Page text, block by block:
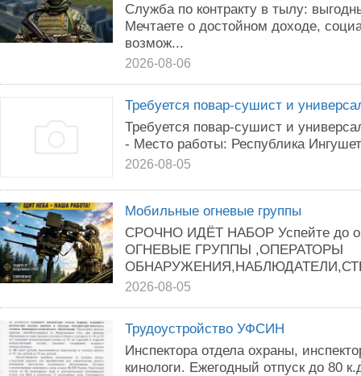
Служба по контракту в тылу:
Мечтаете о достойном доходе,
возмож...
2026-08-06
Требуется повар-сушист и
Требуется повар-сушист и
- Место работы: Республика
2026-08-05
Мобильные огневые группы
СРОЧНО ИДЁТ НАБОР Успейте до
ОГНЕВЫЕ ГРУППЫ ,ОПЕРАТОРЫ
2026-08-05
Трудоустройство УФСИН
Инспектора отдела охраны,
кинологи. Ежегодный отпуск до 80